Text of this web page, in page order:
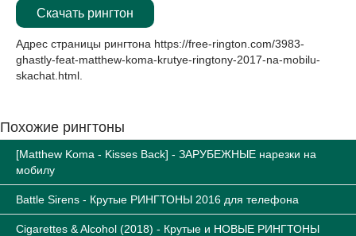
Скачать рингтон
Адрес страницы рингтона https://free-rington.com/3983-
ghastly-feat-matthew-koma-krutye-ringtony-2017-na-mobilu-
skachat.html
Похожие рингтоны
[Matthew Koma - Kisses Back] - ЗАРУБЕЖНЫЕ нарезки на
мобилу
Battle Sirens - Крутые РИНГТОНЫ 2016 для телефона
Cigarettes & Alcohol (2018) - Крутые и НОВЫЕ РИНГТОНЫ